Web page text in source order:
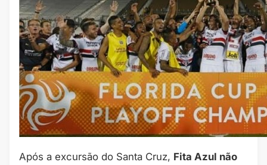
Após a excursão do Santa Cruz, Fita Azul não